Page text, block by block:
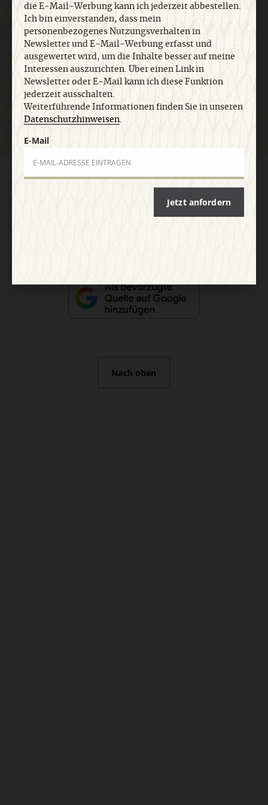
E-Mail
Jetzt anmelden
AGB und Widerrufsbelehrung Datenschutz
Barrierefreiheit
Nach oben
die E-Mail-Werbung kann ich jederzeit abbestellen.
Ich bin einverstanden, dass mein
personenbezogenes Nutzungsverhalten in
Newsletter und E-Mail-Werbung erfasst und
ausgewertet wird, um die Inhalte besser auf meine
Interessen auszurichten. Über einen Link in
Newsletter oder E-Mail kann ich diese Funktion
jederzeit ausschalten.
Weiterführende Informationen finden Sie in unseren
Datenschutzhinweisen.
E-Mail
Jetzt anfordern